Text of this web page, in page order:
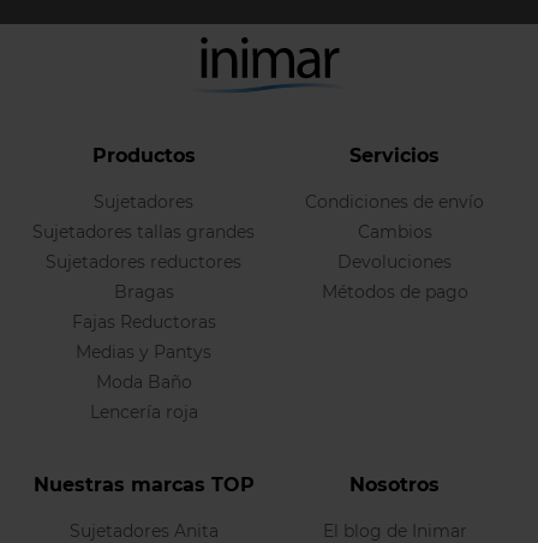
Productos
Sujetadores
Sujetadores tallas grandes
Sujetadores reductores
Bragas
Fajas Reductoras
Medias y Pantys
Moda Baño
Lencería roja
Servicios
Condiciones de envío
Cambios
Devoluciones
Métodos de pago
Nuestras marcas TOP
Sujetadores Anita
Nosotros
El blog de Inimar